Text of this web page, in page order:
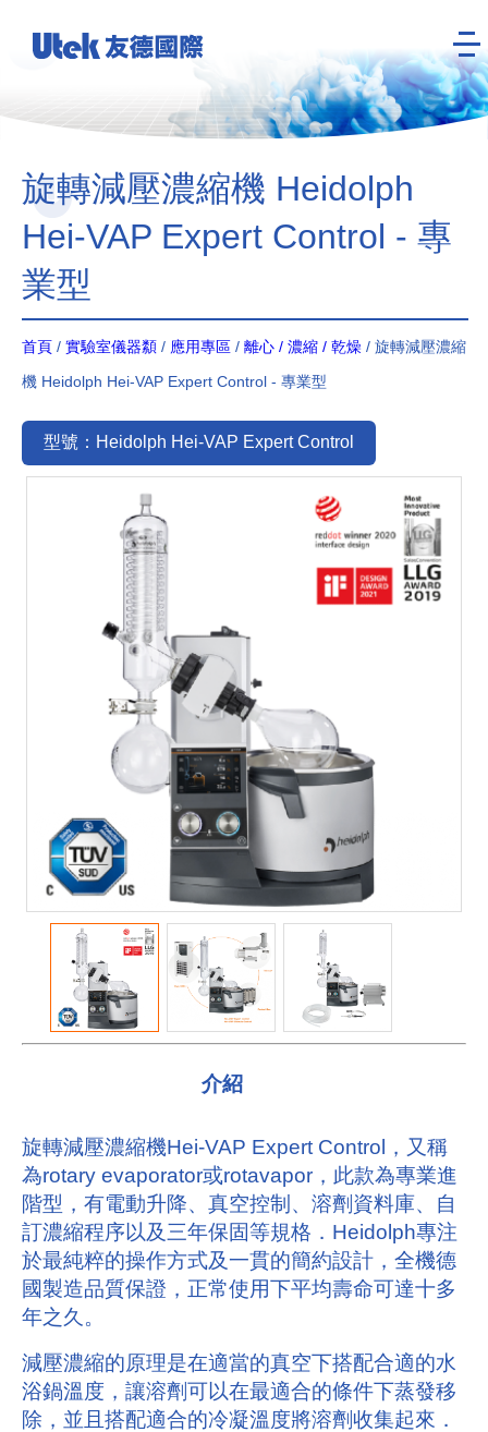
旋轉減壓濃縮機 Heidolph
Hei-VAP Expert Control - 專
業型
首頁 / 實驗室儀器纇 / 應用專區 / 離心 / 濃縮 / 乾燥 / 旋轉減壓濃縮
機 Heidolph Hei-VAP Expert Control - 專業型
型號：Heidolph Hei-VAP Expert Control
介紹
旋轉減壓濃縮機Hei-VAP Expert Control，又稱
為rotary evaporator或rotavapor，此款為專業進
階型，有電動升降、真空控制、溶劑資料庫、自
訂濃縮程序以及三年保固等規格．Heidolph專注
於最純粹的操作方式及一貫的簡約設計， 全機德
國製造品質保證，正常使用下平均壽命可達十多
年之久。
減壓濃縮的原理是在適當的真空下搭配合適的水
浴鍋溫度，讓溶劑可以在最適合的條件下蒸發移
除，並且搭配適合的冷凝溫度將溶劑收集起來．